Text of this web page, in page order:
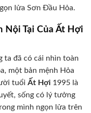
lửa Sơn Đầu Hỏa.
Nội Tại Của Ất Hợi
ta đã có cái nhìn toàn
một bản mệnh Hỏa
tuổi Ất Hợi 1995 là
sống có lý tưởng
mình ngọn lửa trên